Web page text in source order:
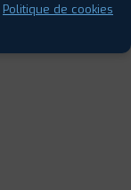
Politique de cookies